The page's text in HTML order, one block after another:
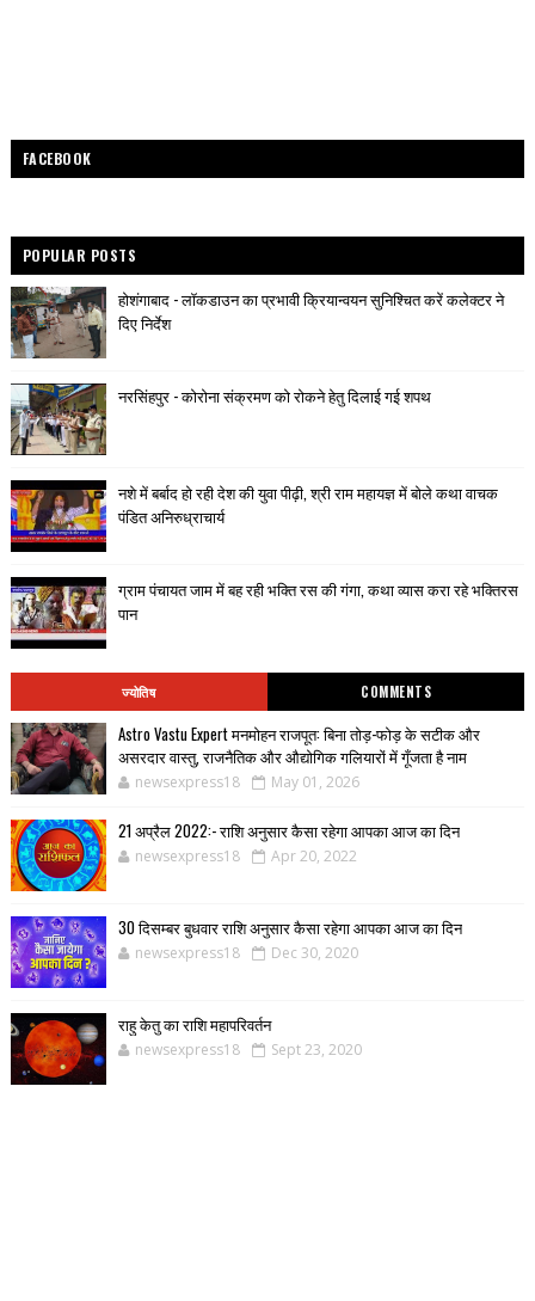
FACEBOOK
POPULAR POSTS
होशंगाबाद - लॉकडाउन का प्रभावी क्रियान्वयन सुनिश्चित करें कलेक्टर ने
दिए निर्देश
नरसिंहपुर - कोरोना संक्रमण को रोकने हेतु दिलाई गई शपथ
नशे में बर्बाद हो रही देश की युवा पीढ़ी, श्री राम महायज्ञ में बोले कथा वाचक
पंडित अनिरुध्राचार्य
ग्राम पंचायत जाम में बह रही भक्ति रस की गंगा, कथा व्यास करा रहे भक्तिरस
पान
ज्योतिष COMMENTS
Astro Vastu Expert मनमोहन राजपूत: बिना तोड़-फोड़ के सटीक और
असरदार वास्तु, राजनैतिक और औद्योगिक गलियारों में गूँजता है नाम
newsexpress18 May 01, 2026
21 अप्रैल 2022:- राशि अनुसार कैसा रहेगा आपका आज का दिन
newsexpress18 Apr 20, 2022
30 दिसम्बर बुधवार राशि अनुसार कैसा रहेगा आपका आज का दिन
newsexpress18 Dec 30, 2020
राहु केतु का राशि महापरिवर्तन
newsexpress18 Sept 23, 2020